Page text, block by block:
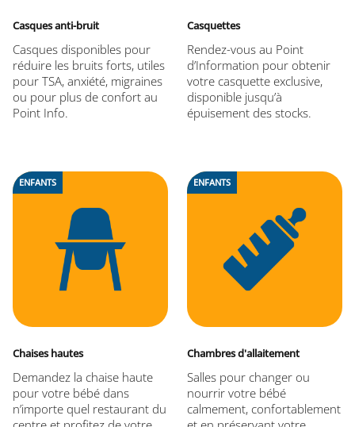
Casques anti-bruit
Casques disponibles pour
réduire les bruits forts, utiles
pour TSA, anxiété, migraines
ou pour plus de confort au
Point Info.
Casquettes
Rendez-vous au Point
d’Information pour obtenir
votre casquette exclusive,
disponible jusqu’à
épuisement des stocks.
ENFANTS
Chaises hautes
Demandez la chaise haute
pour votre bébé dans
n’importe quel restaurant du
ENFANTS
Chambres d'allaitement
Salles pour changer ou
nourrir votre bébé
calmement, confortablement